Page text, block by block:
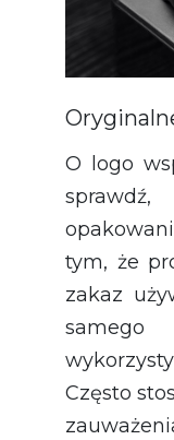
O logo
tym, że
zakaz
Często